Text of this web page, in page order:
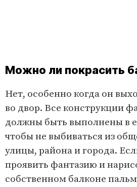
Можно ли покрасить
Нет, особенно когда он
во двор. Все конструкции
должны быть выполнены в
чтобы не выбиваться из
улицы, района и города.
проявить фантазию и
собственном балконе